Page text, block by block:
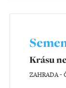
Krásu
ZAHRADA-